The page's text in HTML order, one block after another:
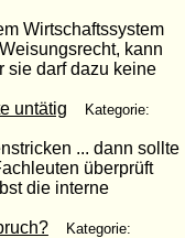
Wirtschaftssystem
kann
sie darf dazu keine
untätig
Kategorie:
... dann sollte
überprüft
die interne
Kategorie: